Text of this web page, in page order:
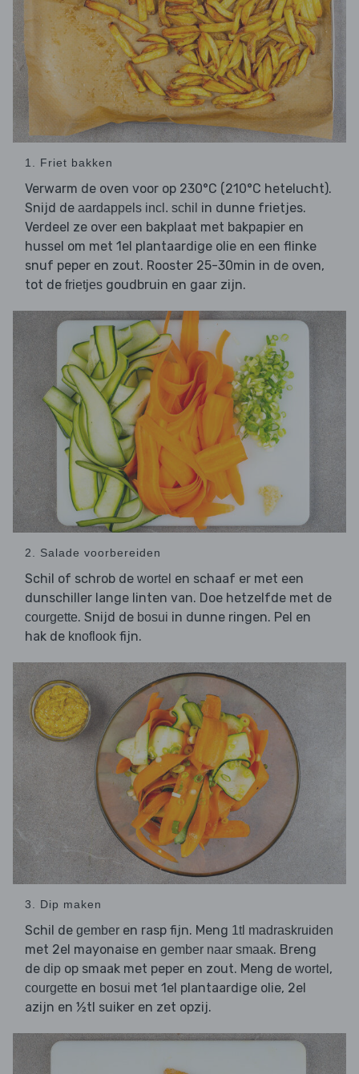
1. Friet bakken
Verwarm de oven voor op 230°C (210°C hetelucht).
Snijd de aardappels incl. schil in dunne frietjes.
Verdeel ze over een bakplaat met bakpapier en
hussel om met 1el plantaardige olie en een flinke
snuf peper en zout. Rooster 25-30min in de oven,
tot de frietjes goudbruin en gaar zijn.
2. Salade voorbereiden
Schil of schrob de wortel en schaaf er met een
dunschiller lange linten van. Doe hetzelfde met de
courgette. Snijd de bosui in dunne ringen. Pel en
hak de knoflook fijn.
3. Dip maken
Schil de gember en rasp fijn. Meng 1tl madraskruiden
met 2el mayonaise en gember naar smaak. Breng
de dip op smaak met peper en zout. Meng de wortel ,
courgette en bosui met 1el plantaardige olie, 2el
azijn en ½tl suiker en zet opzij.